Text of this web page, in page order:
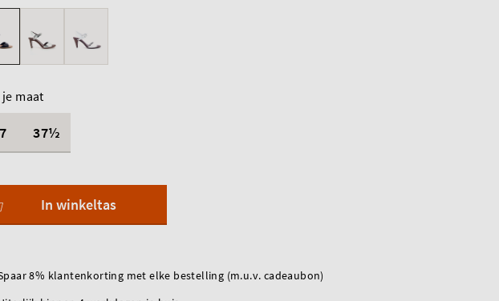
je maat
37½
In winkeltas
8% klantenkorting met elke bestelling (m.u.v. cadeaubon)